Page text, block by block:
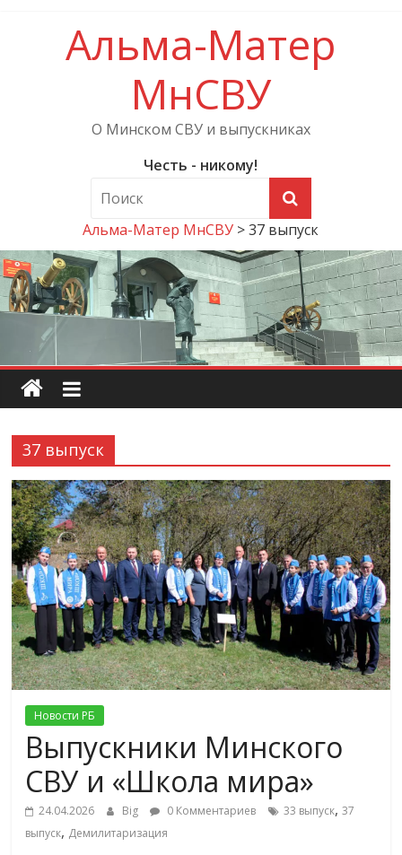
Альма-Матер
МнСВУ
О Минском СВУ и выпускниках
Честь - никому!
Альма-Матер МнСВУ >37 выпуск
37 выпуск
Новости РБ
Выпускники Минского
СВУ и «Школа мира»
24.04.2026 Big 0 Комментариев 33 выпуск,37
выпуск, Демилитаризация